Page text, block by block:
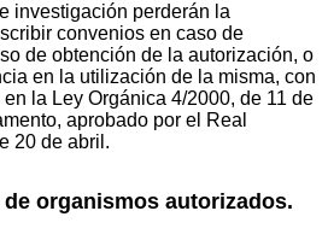
investigación perderán la
convenios en caso de
de obtención de la autorización, o
en la utilización de la misma, con
en la Ley Orgánica 4/2000, de 11 de
aprobado por el Real
20 de abril.
organismos autorizados.